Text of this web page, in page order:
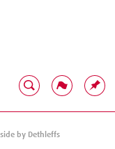
by Dethleffs